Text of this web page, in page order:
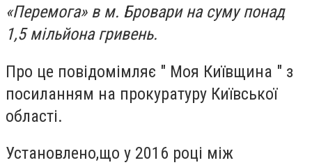
«Перемога» в м. Бровари на суму понад
1,5 мільйона гривень.
Про це повідомімляє " Моя Київщина " з
посиланням на прокуратуру Київської
області.
Установлено,що у 2016 році між